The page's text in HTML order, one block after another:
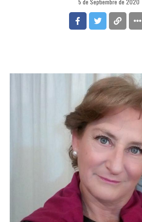
5 de Septiembre de 2020